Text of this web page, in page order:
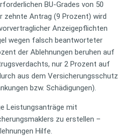
BU-Grades von 50
zehnte Antrag (9 Prozent) wird
Anzeigepflichten
wegen falsch beantworteter
der Ablehnungen beruhen auf
nur 2 Prozent auf
aus dem Versicherungsschutz
bzw. Schädigungen).
Leistungsanträge mit
zu erstellen –
Hilfe.